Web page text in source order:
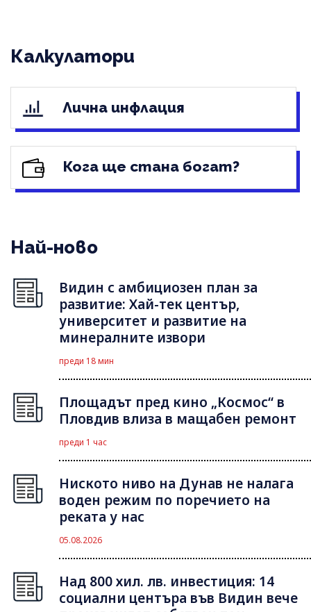
Калкулатори
Лична инфлация
Кога ще стана богат?
Най-ново
Видин с амбициозен план за
развитие: Хай-тек център,
университет и развитие на
минералните извори
преди 18 мин
Площадът пред кино „Космос“ в
Пловдив влиза в мащабен ремонт
преди 1 час
Ниското ниво на Дунав не налага
воден режим по поречието на
реката у нас
05.08.2026
Над 800 хил. лв. инвестиция: 14
социални центъра във Видин вече